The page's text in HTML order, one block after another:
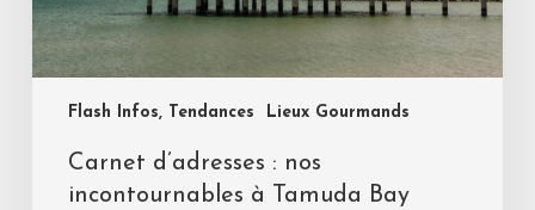
Flash Infos, Tendances Lieux Gourmands
Carnet d’adresses : nos
incontournables à Tamuda Bay